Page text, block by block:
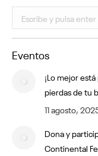
Buscar:
Eventos
¡Lo mejor
pierdas de tu
11 agosto,
Dona y
Continental